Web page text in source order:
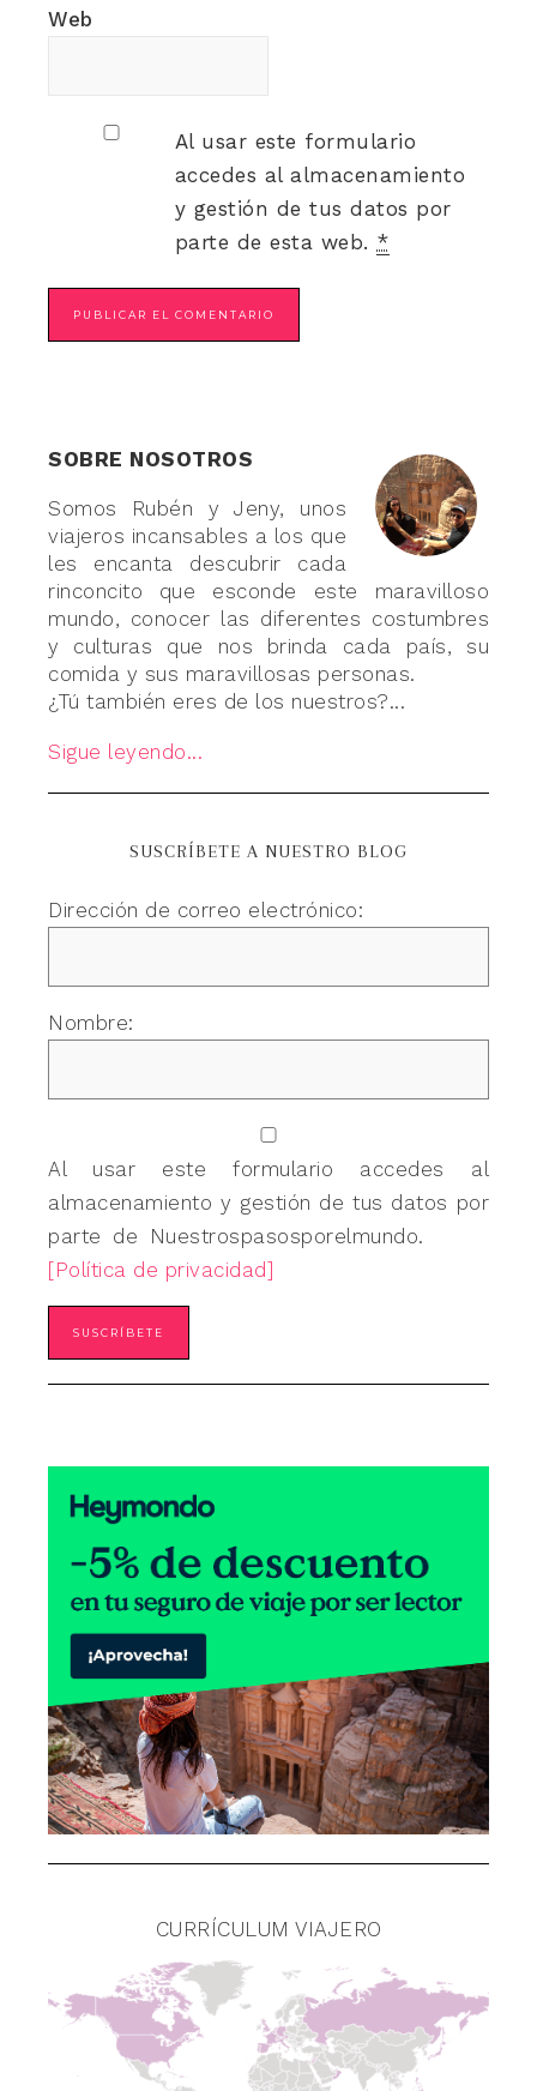
Web
Al usar este formulario
accedes al almacenamiento
y gestión de tus datos por
parte de esta web. *
SOBRE NOSOTROS
Somos Rubén y Jeny, unos
viajeros incansables a los que
les encanta descubrir cada
rinconcito que esconde este maravilloso
mundo, conocer las diferentes costumbres
y culturas que nos brinda cada país, su
comida y sus maravillosas personas.
¿Tú también eres de los nuestros?...
Sigue leyendo...
SUSCRÍBETE A NUESTRO BLOG
Dirección de correo electrónico:
Nombre:
Al usar este formulario accedes al
almacenamiento y gestión de tus datos por
parte de Nuestrospasosporelmundo.
[Política de privacidad]
CURRÍCULUM VIAJERO